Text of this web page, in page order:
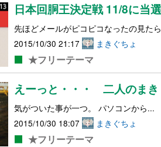
日本回胴王決定戦 11/8に当
先ほどメールがピコピコなったの見た
2015/10/30 21:17
まきぐちょ
★フリーテーマ
えーっと・・・ 二人のまき
気がついた事が一つ。 パソコンから...
2015/10/30 18:07
まきぐちょ
★フリーテーマ